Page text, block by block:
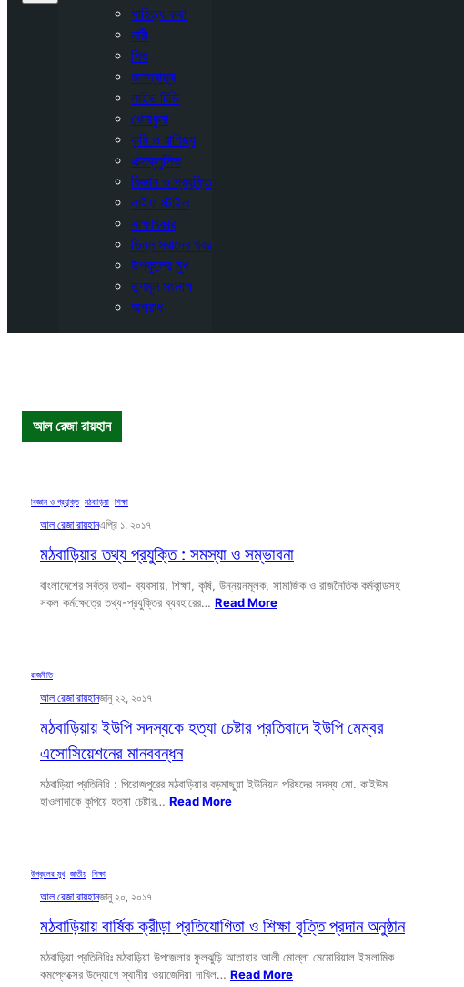
সাহিত্য কথা
নারী
শিশু
জনস্বাস্থ্য
লাইভ টিভি
খেলাধুলা
কৃষি ও বাণিজ্য
এক্সক্লুসিভ
বিজ্ঞান ও প্রযুক্তি
লাইফ স্টাইল
সাক্ষাৎকার
ভিন্ন স্বাদের খবর
উপকূলের মুখ
তৃণমূল সংলাপ
অপরাধ
আল রেজা রায়হান
বিজ্ঞান ও প্রযুক্তি, মঠবাড়িয়া শিক্ষা
আল রেজা রায়হানএপ্রি ১, ২০১৭
মঠবাড়িয়ার তথ্য প্রযুক্তি : সমস্যা ও সম্ভাবনা
বাংলাদেশের সর্বত্র তথা- ব্যবসায়, শিক্ষা, কৃষি, উন্নয়নমূলক, সামাজিক ও রাজনৈতিক কর্মকান্ডসহ
সকল কর্মক্ষেত্রে তথ্য-প্রযুক্তির ব্যবহারের… Read More
রাজনীতি
আল রেজা রায়হানজানু ২২, ২০১৭
মঠবাড়িয়ায় ইউপি সদস্যকে হত্যা চেষ্টার প্রতিবাদে ইউপি মেম্বর
এসোসিয়েশনের মানববন্ধন
মঠবাড়িয়া প্রতিনিধি : পিরোজপুরের মঠবাড়িয়ার বড়মাছুয়া ইউনিয়ন পরিষদের সদস্য মো. কাইউম
হাওলাদাকে কুপিয়ে হত্যা চেষ্টার… Read More
উপকূলের মুখ জাতীয় শিক্ষা
আল রেজা রায়হানজানু ২০, ২০১৭
মঠবাড়িয়ায় বার্ষিক ক্রীড়া প্রতিযোগিতা ও শিক্ষা বৃত্তি প্রদান অনুষ্ঠান
মঠবাড়িয়া প্রতিনিধিঃ মঠবাড়িয়া উপজেলার ফুলঝুড়ি আতাহার আলী মোল্লা মেমোরিয়াল ইসলামিক
কমপ্লেক্সের উদ্যোগে স্থানীয় ওয়াজেদিয়া দাখিল… Read More